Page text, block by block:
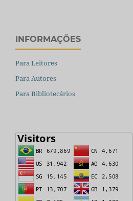
INFORMAÇÕES
Para Leitores
Para Autores
Para Bibliotecários